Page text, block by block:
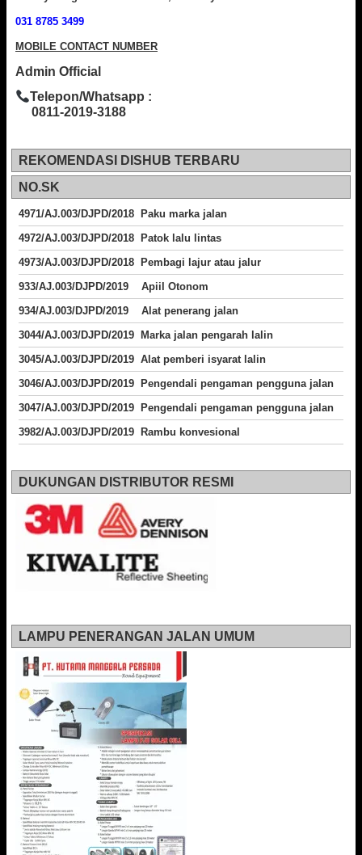
031 8785 3499
MOBILE CONTACT NUMBER
Admin Official
Telepon/Whatsapp :
0811-2019-3188
REKOMENDASI DISHUB TERBARU
NO.SK
4971/AJ.003/DJPD/2018 Paku marka jalan
4972/AJ.003/DJPD/2018 Patok lalu lintas
4973/AJ.003/DJPD/2018
Pembagi lajur atau jalur
933/AJ.003/DJPD/2019 Apiil Otonom
934/AJ.003/DJPD/2019 Alat penerang jalan
3044/AJ.003/DJPD/2019 Marka jalan pengarah lalin
3045/AJ.003/DJPD/2019 Alat pemberi isyarat lalin
3046/AJ.003/DJPD/2019 Pengendali pengaman pengguna jalan
3047/AJ.003/DJPD/2019 Pengendali pengaman pengguna jalan
3982/AJ.003/DJPD/2019 Rambu konvesional
DUKUNGAN DISTRIBUTOR RESMI
LAMPU PENERANGAN JALAN UMUM